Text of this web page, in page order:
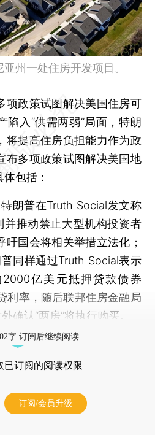
州一处住房开发项目。
政策试图解决美国住房可
陷入“供需两弱”局面，特朗
将提高住房负担能力作为政
布多项政策试图解决美国地
包括：
普在Truth Social发文称
并推动禁止大型机构投资者
国会将相关举措立法化；
同样通过Truth Social表示
2000亿美元抵押贷款债券
利率，随后联邦住房金融局
确认“两房”将执行购买。
字 订阅后继续阅读
已订阅的阅读权限
订阅/会员升级